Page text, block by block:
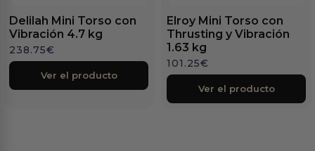
Delilah Mini Torso con
Vibración 4.7 kg
238.75€
Ver el producto
Elroy Mini Torso con
Thrusting y Vibración
1.63 kg
101.25€
Ver el producto